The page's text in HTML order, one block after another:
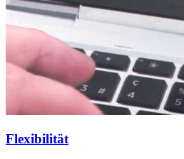
Flexibilität